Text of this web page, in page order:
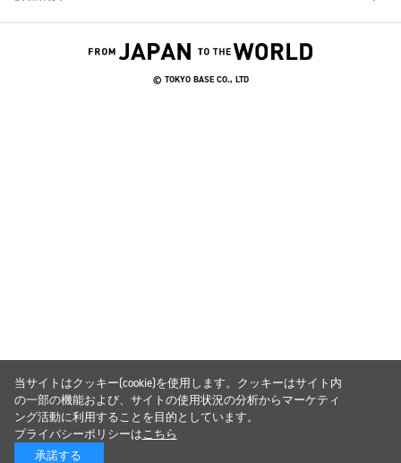
© TOKYO BASE CO., LTD
当サイトはクッキー(cookie)を使用します。クッキーはサイト内
の一部の機能および、サイトの使用状況の分析からマーケティ
ング活動に利用することを目的としています。
プライバシーポリシーはこちら
承諾する